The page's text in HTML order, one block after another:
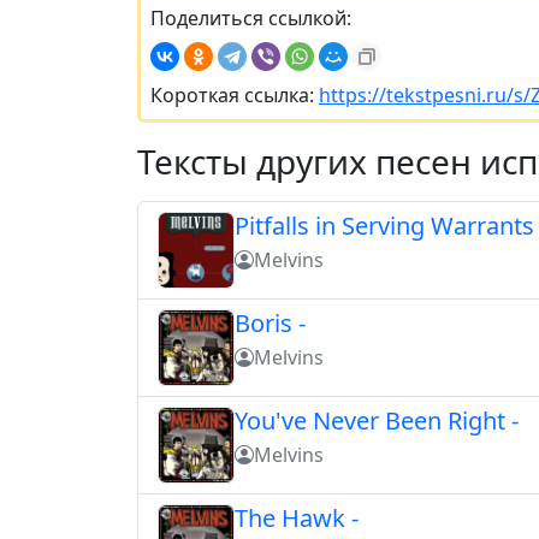
Поделиться ссылкой:
Короткая ссылка: https://tekstpesni.ru/s/
Тексты других песен
Pitfalls in Serving Warrants
Melvins
Boris -
Melvins
You've Never Been Right -
Melvins
The Hawk -